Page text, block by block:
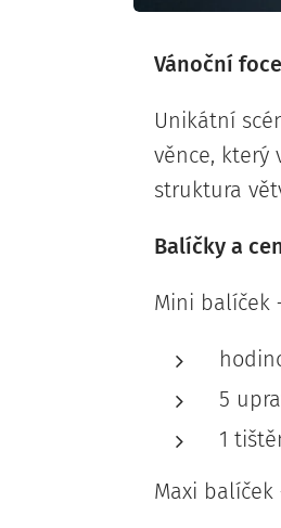
Vánoční
Unikátní
věnce, který
struktura
Balíčky a
Mini balíček
5
1
Maxi balíček